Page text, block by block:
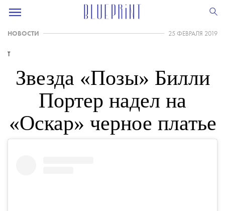
НОВОСТИ 25 ФЕВРАЛЯ 2019
T
Звезда «Позы» Билли
Портер надел на
«Оскар» черное платье